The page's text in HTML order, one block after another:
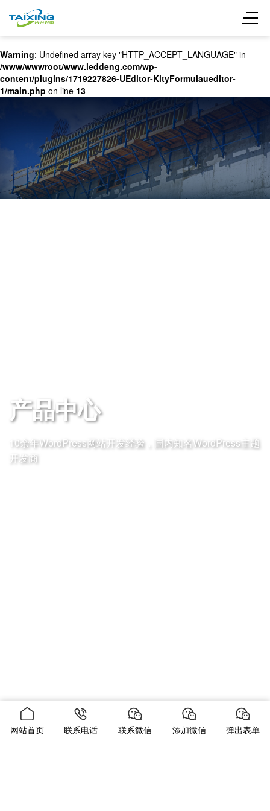
Warning: Undefined array key "HTTP_ACCEPT_LANGUAGE" in
/www/wwwroot/www.leddeng.com/wp-
content/plugins/1719227826-UEditor-KityFormulaueditor-
1/main.php on line 13
产品中心
10余年WordPress网站开发经验，国内知名WordPress主题
开发商
网站首页 联系电话 联系微信 添加微信 弹出表单